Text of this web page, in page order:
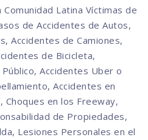
Latina Víctimas de
de Accidentes de Autos,
Accidentes de Camiones,
de Bicicleta,
Accidentes Uber o
Accidentes en
en los Freeway,
de Propiedades,
Lesiones Personales en el